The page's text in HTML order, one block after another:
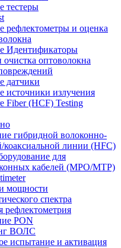
тестеры
рефлектометры и оценка
Идентификаторы
оптоволокна
датчики
источники излучения
Fiber (HCF) Testing
гибридной волоконно-
коаксиальной линии (HFC)
для
кабелей (MPO/MTP)
мощности
спектра
рефлектометрия
PON
ВОЛС
испытание и активация